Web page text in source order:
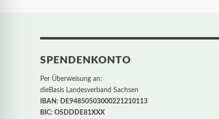
SPENDENKONTO
Per Überweisung an:
dieBasis Landesverband Sachsen
IBAN: DE94850503000221210113
BIC: OSDDDE81XXX